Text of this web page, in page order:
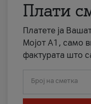
Плати
Платете ја
Мојот А1, само
фактурата што
Број на сметка